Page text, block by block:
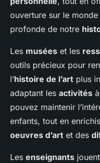
ouverture sur le
profonde de notre
Les musées et les
outils précieux pour
l’histoire de l’art plus
adaptant les activités
pouvez maintenir
enfants, tout en
oeuvres d’art et des
Les enseignants